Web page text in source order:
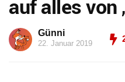
auf alles von
Günni
22. Januar 2019